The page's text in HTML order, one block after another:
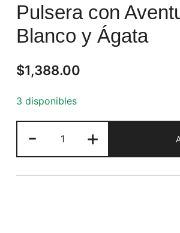
Pulsera con
Blanco y Ágata
$1,388.00
3 disponibles
-
con
Aventurina,
Cuarzo
+